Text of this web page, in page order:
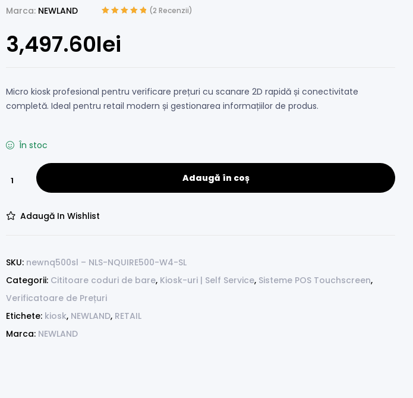
Marca: NEWLAND
unei singure
(2 Recenzii)
3,497.60lei
Micro kiosk profesional pentru verificare prețuri cu scanare 2D rapidă și conectivitate
completă. Ideal pentru retail modern și gestionarea informațiilor de produs.
În stoc
Adaugă în coș
Adaugă In Wishlist
SKU: newnq500sl – NLS-NQUIRE500-W4-SL
Categorii: Cititoare coduri de bare, Kiosk-uri | Self Service, Sisteme POS Touchscreen,
Verificatoare de Prețuri
Etichete: kiosk, NEWLAND, RETAIL
Marca: NEWLAND